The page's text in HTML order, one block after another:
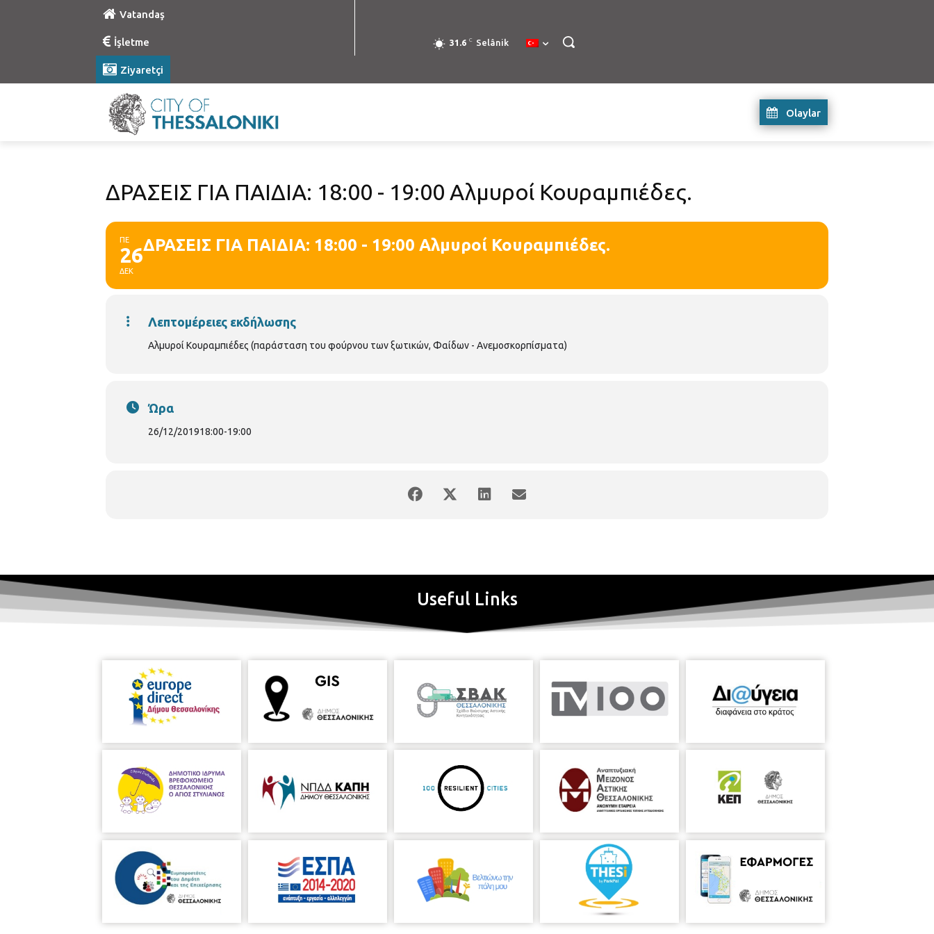
Vatandaş
İşletme
Ziyaretçi
31.6 C Selânik
Olaylar
ΔΡΑΣΕΙΣ ΓΙΑ ΠΑΙΔΙΑ: 18:00 - 19:00 Αλμυροί Κουραμπιέδες.
ΠΕ
26
ΔΕΚ
ΔΡΑΣΕΙΣ ΓΙΑ ΠΑΙΔΙΑ: 18:00 - 19:00 Αλμυροί Κουραμπιέδες.
Λεπτομέρειες εκδήλωσης
Αλμυροί Κουραμπιέδες (παράσταση του φούρνου των ξωτικών, Φαίδων - Ανεμοσκορπίσματα)
Ώρα
26/12/201918:00-19:00
Useful Links